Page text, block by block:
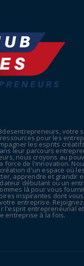
ventes chutent, les
UNCATEGORIZED
plaidoyer
de frein sur les ...
July 09, 2026
July 08, 2026
POLITIQUE
départements du
en vigilance oran...
July 04, 2026
votre
pour les
les esprits
leur parcours
nous croyons au
force de l'innovation.
d'un espace où
apprendre et grandir
débutant ou un
là pour vous
inspirantes dont
entreprise.
l'esprit entrepreneurial
entreprise à la fois.